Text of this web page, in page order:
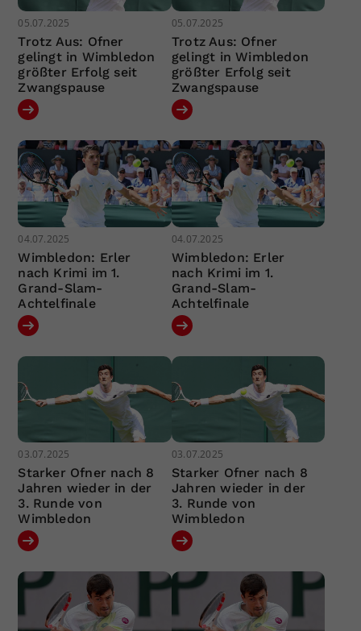
05.07.2025
Trotz Aus: Ofner
gelingt in Wimbledon
größter Erfolg seit
Zwangspause
05.07.2025
Trotz Aus: Ofner
gelingt in Wimbledon
größter Erfolg seit
Zwangspause
04.07.2025
Wimbledon: Erler
nach Krimi im 1.
Grand-Slam-
Achtelfinale
04.07.2025
Wimbledon: Erler
nach Krimi im 1.
Grand-Slam-
Achtelfinale
03.07.2025
Starker Ofner nach 8
Jahren wieder in der
3. Runde von
Wimbledon
03.07.2025
Starker Ofner nach 8
Jahren wieder in der
3. Runde von
Wimbledon